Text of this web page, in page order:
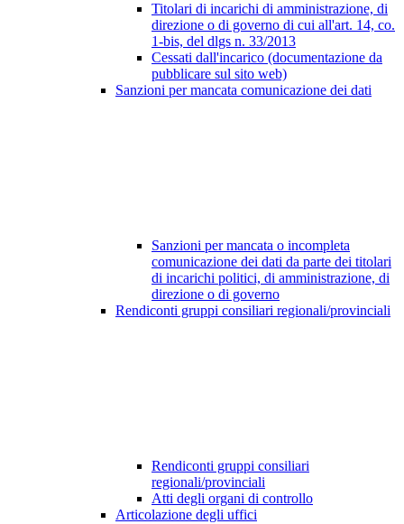
Titolari di incarichi di amministrazione, di
direzione o di governo di cui all'art. 14, co.
1-bis, del dlgs n. 33/2013
Cessati dall'incarico (documentazione da
pubblicare sul sito web)
Sanzioni per mancata comunicazione dei dati
Sanzioni per mancata o incompleta
comunicazione dei dati da parte dei titolari
di incarichi politici, di amministrazione, di
direzione o di governo
Rendiconti gruppi consiliari regionali/provinciali
Rendiconti gruppi consiliari
regionali/provinciali
Atti degli organi di controllo
Articolazione degli uffici